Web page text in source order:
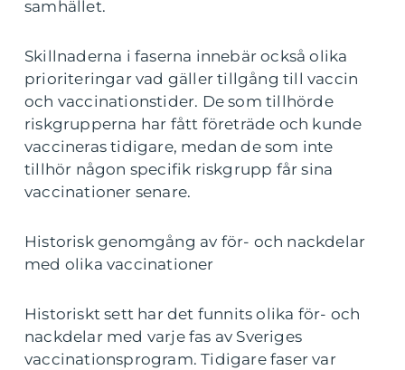
samhället.
Skillnaderna i faserna innebär också olika
prioriteringar vad gäller tillgång till vaccin
och vaccinationstider. De som tillhörde
riskgrupperna har fått företräde och kunde
vaccineras tidigare, medan de som inte
tillhör någon specifik riskgrupp får sina
vaccinationer senare.
Historisk genomgång av för- och nackdelar
med olika vaccinationer
Historiskt sett har det funnits olika för- och
nackdelar med varje fas av Sveriges
vaccinationsprogram. Tidigare faser var